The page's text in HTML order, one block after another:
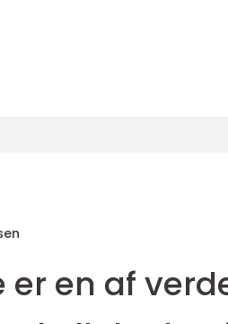
er en af